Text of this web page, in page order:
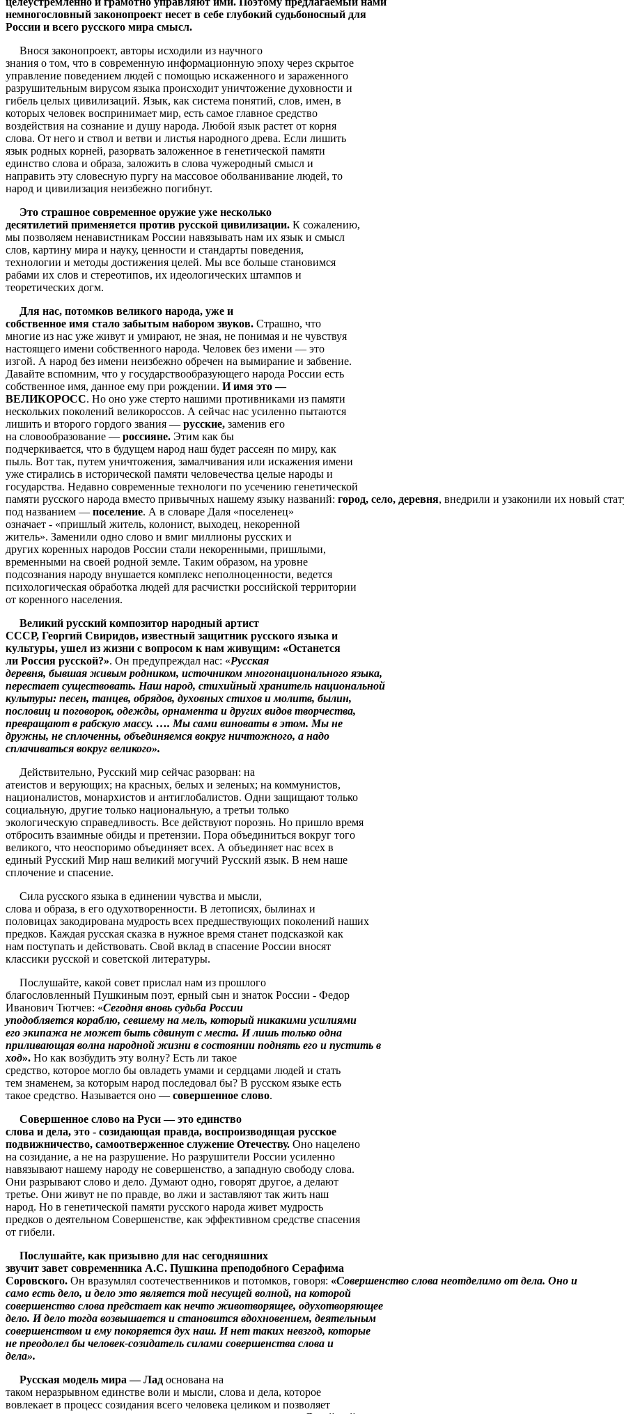
немногословный законопроект несет в себе глубокий судьбоносный для
России и всего русского мира смысл.
Внося законопроект, авторы исходили из научного
знания о том, что в современную информационную эпоху через скрытое
управление поведением людей с помощью искаженного и зараженного
разрушительным вирусом языка происходит уничтожение духовности и
гибель целых цивилизаций. Язык, как система понятий, слов, имен, в
которых человек воспринимает мир, есть самое главное средство
воздействия на сознание и душу народа. Любой язык растет от корня
слова. От него и ствол и ветви и листья народного древа. Если лишить
язык родных корней, разорвать заложенное в генетической памяти
единство слова и образа, заложить в слова чужеродный смысл и
направить эту словесную пургу на массовое оболванивание людей, то
народ и цивилизация неизбежно погибнут.
Это страшное современное оружие уже несколько
десятилетий применяется против русской цивилизации. К сожалению,
мы позволяем ненавистникам России навязывать нам их язык и смысл
слов, картину мира и науку, ценности и стандарты поведения,
технологии и методы достижения целей. Мы все больше становимся
рабами их слов и стереотипов, их идеологических штампов и
теоретических догм.
Для нас, потомков великого народа, уже и
собственное имя стало забытым набором звуков. Страшно, что
многие из нас уже живут и умирают, не зная, не понимая и не чувствуя
настоящего имени собственного народа. Человек без имени — это
изгой. А народ без имени неизбежно обречен на вымирание и забвение.
Давайте вспомним, что у государствообразующего народа России есть
собственное имя, данное ему при рождении. И имя это —
ВЕЛИКОРОСС. Но оно уже стерто нашими противниками из памяти
нескольких поколений великороссов. А сейчас нас усиленно пытаются
лишить и второго гордого звания — русские, заменив его
на словообразование — россияне. Этим как бы
подчеркивается, что в будущем народ наш будет рассеян по миру, как
пыль. Вот так, путем уничтожения, замалчивания или искажения имени
уже стирались в исторической памяти человечества целые народы и
государства. Недавно современные технологи по усечению генетической
памяти русского народа вместо привычных нашему языку названий: город, село, деревня, внедрили и узаконили их новый
под названием — поселение. А в словаре Даля «поселенец»
означает - «пришлый житель, колонист, выходец, некоренной
житель». Заменили одно слово и вмиг миллионы русских и
других коренных народов России стали некоренными, пришлыми,
временными на своей родной земле. Таким образом, на уровне
подсознания народу внушается комплекс неполноценности, ведется
психологическая обработка людей для расчистки российской территории
от коренного населения.
Великий русский композитор народный артист
СССР, Георгий Свиридов, известный защитник русского языка и
культуры, ушел из жизни с вопросом к нам живущим: «Останется
ли Россия русской?». Он предупреждал нас: «Русская
деревня, бывшая живым родником, источником многонационального языка,
перестает существовать. Наш народ, стихийный хранитель национальной
культуры: песен, танцев, обрядов, духовных стихов и молитв, былин,
пословиц и поговорок, одежды, орнамента и других видов творчества,
превращают в рабскую массу. …. Мы сами виноваты в этом. Мы не
дружны, не сплоченны, объединяемся вокруг ничтожного, а надо
сплачиваться вокруг великого».
Действительно, Русский мир сейчас разорван: на
атеистов и верующих; на красных, белых и зеленых; на коммунистов,
националистов, монархистов и антиглобалистов. Одни защищают только
социальную, другие только национальную, а третьи только
экологическую справедливость. Все действуют порознь. Но пришло время
отбросить взаимные обиды и претензии. Пора объединиться вокруг того
великого, что неоспоримо объединяет всех. А объединяет нас всех в
единый Русский Мир наш великий могучий Русский язык. В нем наше
сплочение и спасение.
Сила русского языка в единении чувства и мысли,
слова и образа, в его одухотворенности. В летописях, былинах и
половицах закодирована мудрость всех предшествующих поколений наших
предков. Каждая русская сказка в нужное время станет подсказкой как
нам поступать и действовать. Свой вклад в спасение России вносят
классики русской и советской литературы.
Послушайте, какой совет прислал нам из прошлого
благословленный Пушкиным поэт, ерный сын и знаток России - Федор
Иванович Тютчев: «Сегодня вновь судьба России
уподобляется кораблю, севшему на мель, который никакими усилиями
его экипажа не может быть сдвинут с места. И лишь только одна
приливающая волна народной жизни в состоянии поднять его и пустить в
ход». Но как возбудить эту волну? Есть ли такое
средство, которое могло бы овладеть умами и сердцами людей и стать
тем знаменем, за которым народ последовал бы? В русском языке есть
такое средство. Называется оно — совершенное слово.
Совершенное слово на Руси — это единство
слова и дела, это - созидающая правда, воспроизводящая русское
подвижничество, самоотверженное служение Отечеству. Оно нацелено
на созидание, а не на разрушение. Но разрушители России усиленно
навязывают нашему народу не совершенство, а западную свободу слова.
Они разрывают слово и дело. Думают одно, говорят другое, а делают
третье. Они живут не по правде, во лжи и заставляют так жить наш
народ. Но в генетической памяти русского народа живет мудрость
предков о деятельном Совершенстве, как эффективном средстве спасения
от гибели.
Послушайте, как призывно для нас сегодняшних
звучит завет современника А.С. Пушкина преподобного Серафима
Соровского. Он вразумлял соотечественников и потомков, говоря: «Совершенство слова неотделимо от дела. Оно и
само есть дело, и дело это является той несущей волной, на которой
совершенство слова предстает как нечто животворящее, одухотворяющее
дело. И дело тогда возвышается и становится вдохновением, деятельным
совершенством и ему покоряется дух наш. И нет таких невзгод, которые
не преодолел бы человек-созидатель силами совершенства слова и
дела».
Русская модель мира — Лад основана на
таком неразрывном единстве воли и мысли, слова и дела, которое
вовлекает в процесс созидания всего человека целиком и позволяет